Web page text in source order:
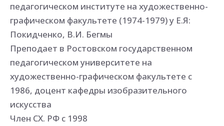
педагогическом институте на художественно-
графическом факультете (1974-1979) у Е.Я:
Покидченко, В.И. Бегмы
Преподает в Ростовском государственном
педагогическом университете на
художественно-графическом факультете с
1986, доцент кафедры изобразительного
искусства
Член СХ. РФ с 1998